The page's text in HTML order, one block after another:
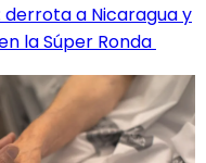
derrota a Nicaragua y
la Súper Ronda